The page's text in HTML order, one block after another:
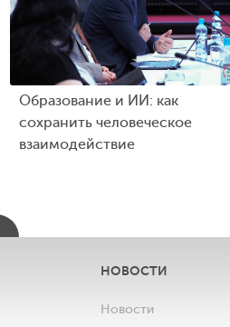
Образование и ИИ: как
сохранить человеческое
взаимодействие
НОВОСТИ
Новости